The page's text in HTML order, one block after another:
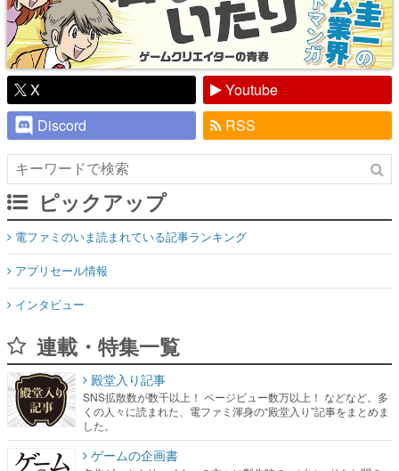
X
Youtube
Discord
RSS
ピックアップ
電ファミのいま読まれている記事ランキング
アプリセール情報
インタビュー
連載・特集一覧
くの人々に読まれた、電ファミ渾身の“殿堂入り”記事をまとめま
した。
ゲームの企画書
名作ゲームクリエイターの方々に製作時のエピソードをお聞き
し、ヒットする企画（ゲーム）とは何か？を探っていきます。
赫本